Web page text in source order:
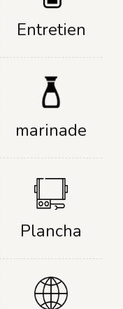
Entretien
marinade
Plancha